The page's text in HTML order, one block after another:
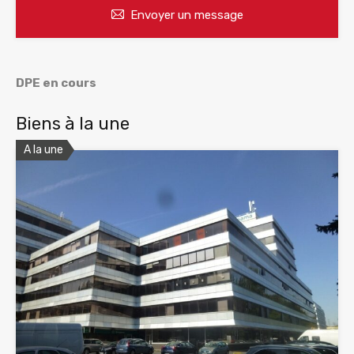
Envoyer un message
DPE en cours
Biens à la une
A la une